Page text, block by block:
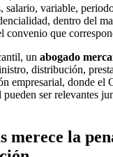
salario, variable,
dentro del
convenio que
un abogado
distribución,
empresarial, donde el
ser relevantes
merece la